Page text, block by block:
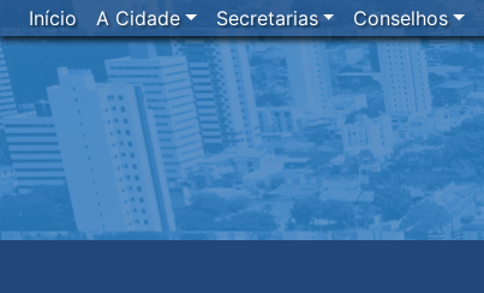
Início A Cidade Secretarias Conselhos